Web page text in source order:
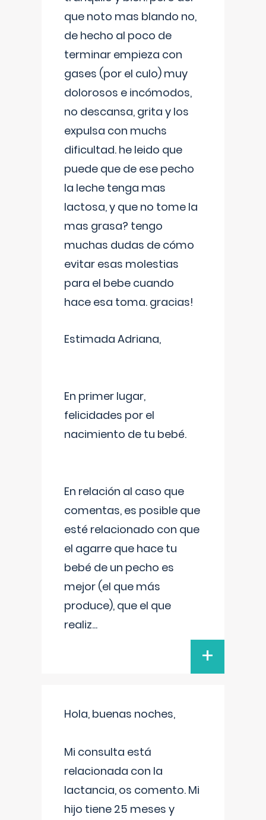
que noto mas blando no,
de hecho al poco de
terminar empieza con
gases (por el culo) muy
dolorosos e incómodos,
no descansa, grita y los
expulsa con muchs
dificultad. he leido que
puede que de ese pecho
la leche tenga mas
lactosa, y que no tome la
mas grasa? tengo
muchas dudas de cómo
evitar esas molestias
para el bebe cuando
hace esa toma. gracias!
Estimada Adriana,
En primer lugar,
felicidades por el
nacimiento de tu bebé.
En relación al caso que
comentas, es posible que
esté relacionado con que
el agarre que hace tu
bebé de un pecho es
mejor (el que más
produce), que el que
realiz...
+
Hola, buenas noches,
Mi consulta está
relacionada con la
lactancia, os comento. Mi
hijo tiene 25 meses y